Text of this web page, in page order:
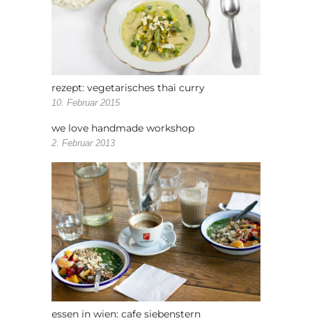
rezept: vegetarisches thai curry
10. Februar 2015
we love handmade workshop
2. Februar 2013
essen in wien: cafe siebenstern